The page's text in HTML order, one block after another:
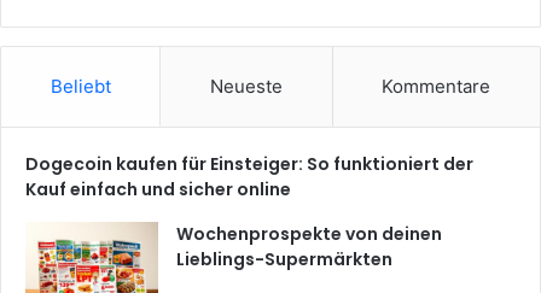
Beliebt Neueste Kommentare
Dogecoin kaufen für Einsteiger: So funktioniert der
Kauf einfach und sicher online
Wochenprospekte von deinen
Lieblings-Supermärkten